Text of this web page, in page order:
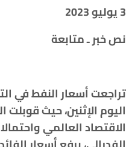
3 يوليو 2023
نص خبر ـ متابعة
تراجعت أسعار النفط في
اليوم الإثنين، حيث
الاقتصاد العالمي